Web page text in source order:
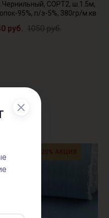
СОРТ2, ш.1.5м,
95%, п/э-5%, 380гр/м.кв
руб. 1050 руб.